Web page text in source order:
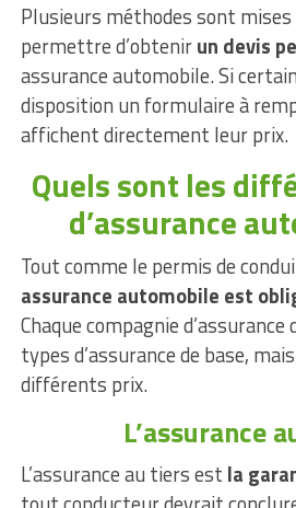
Plusieurs méthodes sont mises
permettre d’obtenirun devis
assurance automobile. Si
disposition un formulaire à
affichent directement leur prix.
Quels sont les
d’assurance
Tout comme le permis de
assurance automobile est
Chaque compagnie
types d’assurance de base,
différents prix.
L’assurance
L’assurance au tiers est la